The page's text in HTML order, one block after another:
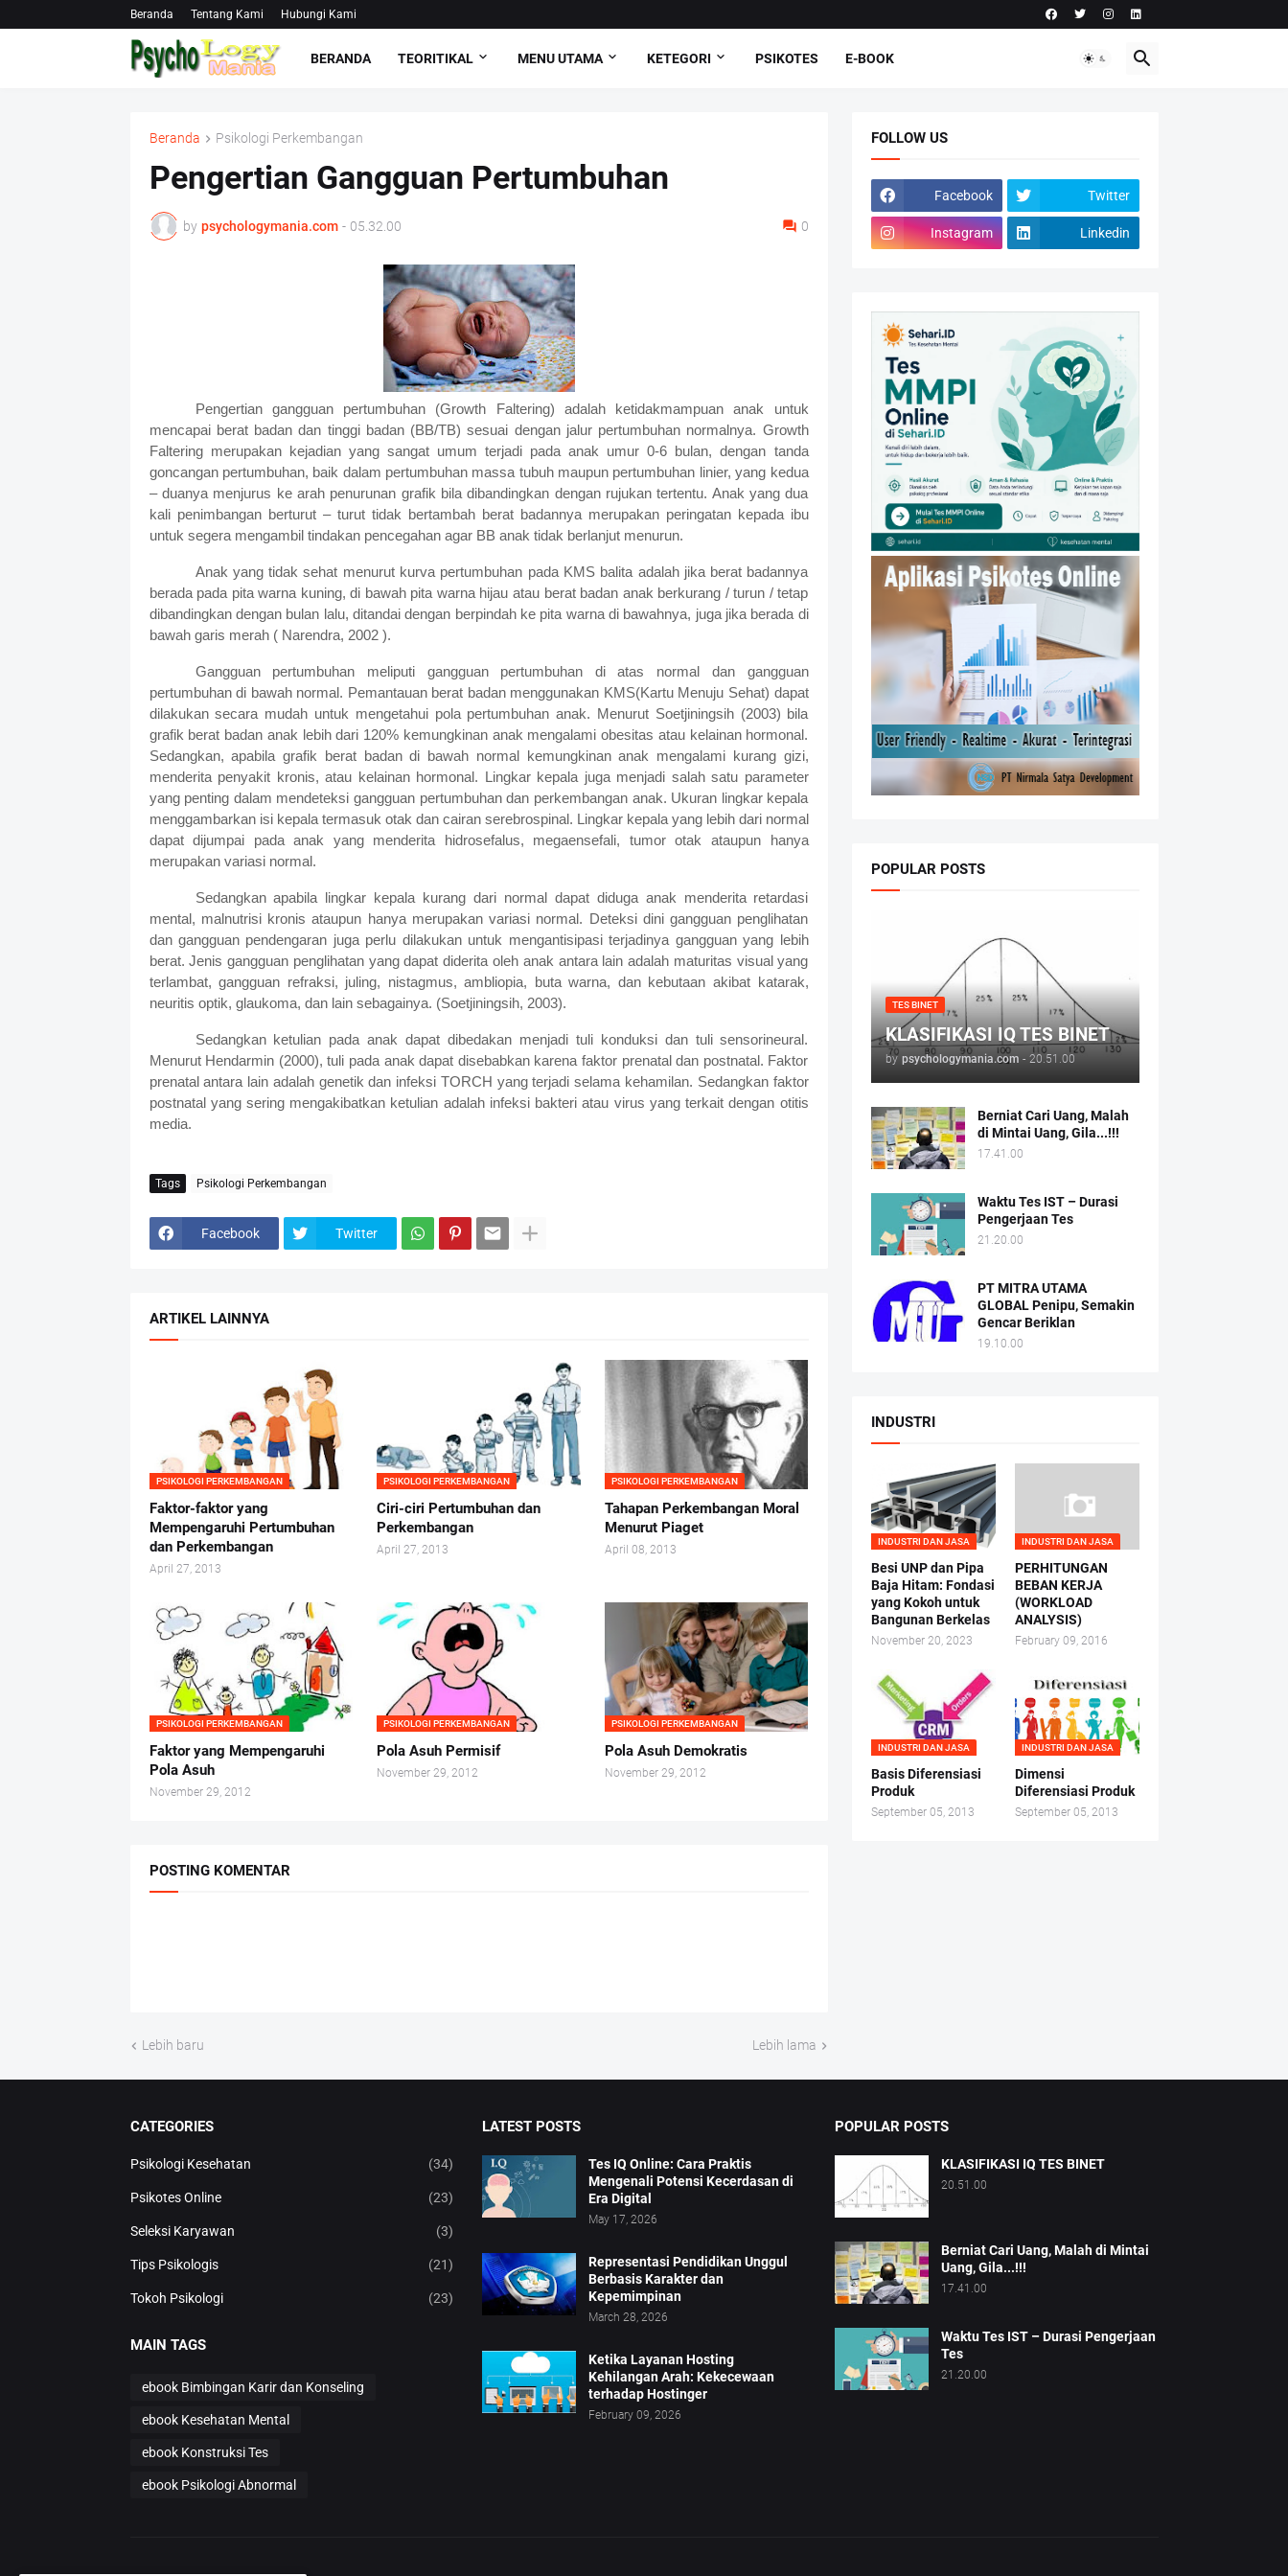
Beranda Tentang Kami Hubungi Kami
BERANDA TEORITIKAL MENU UTAMA KETEGORI PSIKOTES E-BOOK
Beranda Psikologi Perkembangan
Pengertian Gangguan Pertumbuhan
by psychologymania.com - 05.32.00 0
Pengertian gangguan pertumbuhan (Growth Faltering) adalah ketidakmampuan anak untuk
mencapai berat badan dan tinggi badan (BB/TB) sesuai dengan jalur pertumbuhan normalnya. Growth
Faltering merupakan kejadian yang sangat umum terjadi pada anak umur 0-6 bulan, dengan tanda
goncangan pertumbuhan, baik dalam pertumbuhan massa tubuh maupun pertumbuhan linier, yang kedua
– duanya menjurus ke arah penurunan grafik bila dibandingkan dengan rujukan tertentu. Anak yang dua
kali penimbangan berturut – turut tidak bertambah berat badannya merupakan peringatan kepada ibu
untuk segera mengambil tindakan pencegahan agar BB anak tidak berlanjut menurun.
Anak yang tidak sehat menurut kurva pertumbuhan pada KMS balita adalah jika berat badannya
berada pada pita warna kuning, di bawah pita warna hijau atau berat badan anak berkurang / turun / tetap
dibandingkan dengan bulan lalu, ditandai dengan berpindah ke pita warna di bawahnya, juga jika berada di
bawah garis merah ( Narendra, 2002 ).
Gangguan pertumbuhan meliputi gangguan pertumbuhan di atas normal dan gangguan
pertumbuhan di bawah normal. Pemantauan berat badan menggunakan KMS(Kartu Menuju Sehat) dapat
dilakukan secara mudah untuk mengetahui pola pertumbuhan anak. Menurut Soetjiningsih (2003) bila
grafik berat badan anak lebih dari 120% kemungkinan anak mengalami obesitas atau kelainan hormonal.
Sedangkan, apabila grafik berat badan di bawah normal kemungkinan anak mengalami kurang gizi,
menderita penyakit kronis, atau kelainan hormonal. Lingkar kepala juga menjadi salah satu parameter
yang penting dalam mendeteksi gangguan pertumbuhan dan perkembangan anak. Ukuran lingkar kepala
menggambarkan isi kepala termasuk otak dan cairan serebrospinal. Lingkar kepala yang lebih dari normal
dapat dijumpai pada anak yang menderita hidrosefalus, megaensefali, tumor otak ataupun hanya
merupakan variasi normal.
Sedangkan apabila lingkar kepala kurang dari normal dapat diduga anak menderita retardasi
mental, malnutrisi kronis ataupun hanya merupakan variasi normal. Deteksi dini gangguan penglihatan
dan gangguan pendengaran juga perlu dilakukan untuk mengantisipasi terjadinya gangguan yang lebih
berat. Jenis gangguan penglihatan yang dapat diderita oleh anak antara lain adalah maturitas visual yang
terlambat, gangguan refraksi, juling, nistagmus, ambliopia, buta warna, dan kebutaan akibat katarak,
neuritis optik, glaukoma, dan lain sebagainya. (Soetjiningsih, 2003).
Sedangkan ketulian pada anak dapat dibedakan menjadi tuli konduksi dan tuli sensorineural.
Menurut Hendarmin (2000), tuli pada anak dapat disebabkan karena faktor prenatal dan postnatal. Faktor
prenatal antara lain adalah genetik dan infeksi TORCH yang terjadi selama kehamilan. Sedangkan faktor
postnatal yang sering mengakibatkan ketulian adalah infeksi bakteri atau virus yang terkait dengan otitis
media.
Tags Psikologi Perkembangan
Facebook Twitter
ARTIKEL LAINNYA
PSIKOLOGI PERKEMBANGAN
Faktor-faktor yang
Mempengaruhi Pertumbuhan
dan Perkembangan
April 27, 2013
PSIKOLOGI PERKEMBANGAN
Ciri-ciri Pertumbuhan dan
Perkembangan
April 27, 2013
PSIKOLOGI PERKEMBANGAN
Tahapan Perkembangan Moral
Menurut Piaget
April 08, 2013
PSIKOLOGI PERKEMBANGAN
Faktor yang Mempengaruhi
Pola Asuh
November 29, 2012
PSIKOLOGI PERKEMBANGAN
Pola Asuh Permisif
November 29, 2012
PSIKOLOGI PERKEMBANGAN
Pola Asuh Demokratis
November 29, 2012
POSTING KOMENTAR
Lebih baru Lebih lama
FOLLOW US
Facebook Twitter
Instagram Linkedin
POPULAR POSTS
TES BINET
KLASIFIKASI IQ TES BINET
by psychologymania.com - 20.51.00
Berniat Cari Uang, Malah
di Mintai Uang, Gila...!!!
17.41.00
Waktu Tes IST – Durasi
Pengerjaan Tes
21.20.00
PT MITRA UTAMA
GLOBAL Penipu, Semakin
Gencar Beriklan
19.10.00
INDUSTRI
INDUSTRI DAN JASA
Besi UNP dan Pipa
Baja Hitam: Fondasi
yang Kokoh untuk
Bangunan Berkelas
November 20, 2023
INDUSTRI DAN JASA
PERHITUNGAN
BEBAN KERJA
(WORKLOAD
ANALYSIS)
February 09, 2016
INDUSTRI DAN JASA
Basis Diferensiasi
Produk
September 05, 2013
INDUSTRI DAN JASA
Dimensi
Diferensiasi Produk
September 05, 2013
CATEGORIES
Psikologi Kesehatan (34)
Psikotes Online (23)
Seleksi Karyawan (3)
Tips Psikologis (21)
Tokoh Psikologi (23)
MAIN TAGS
ebook Bimbingan Karir dan Konseling
ebook Kesehatan Mental
ebook Konstruksi Tes
ebook Psikologi Abnormal
LATEST POSTS
Tes IQ Online: Cara Praktis
Mengenali Potensi Kecerdasan di
Era Digital
May 17, 2026
Representasi Pendidikan Unggul
Berbasis Karakter dan
Kepemimpinan
March 28, 2026
Ketika Layanan Hosting
Kehilangan Arah: Kekecewaan
terhadap Hostinger
February 09, 2026
POPULAR POSTS
KLASIFIKASI IQ TES BINET
20.51.00
Berniat Cari Uang, Malah di Mintai
Uang, Gila...!!!
17.41.00
Waktu Tes IST – Durasi Pengerjaan
Tes
21.20.00